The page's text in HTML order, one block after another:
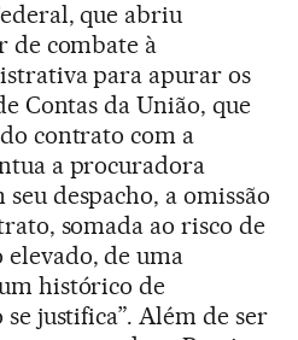
que abriu
de combate à
para apurar os
Contas da União, que
contrato com a
a procuradora
despacho, a omissão
somada ao risco de
de uma
histórico de
justifica”. Além de ser